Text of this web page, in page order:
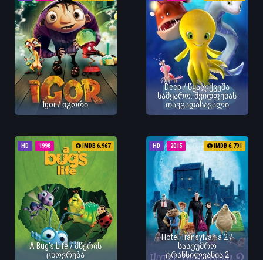
Igor / იგორი
Deep / წყალქვეშა
სამყარო: შვიდფეხას
თავგადასავალი
HD 1998 IMDB 6.967
A Bug's Life / მწერის
ცხოვრება
HD 2015 IMDB 6.791
Hotel Transylvania 2 /
სასტუმრო
ტრანსილვანია 2